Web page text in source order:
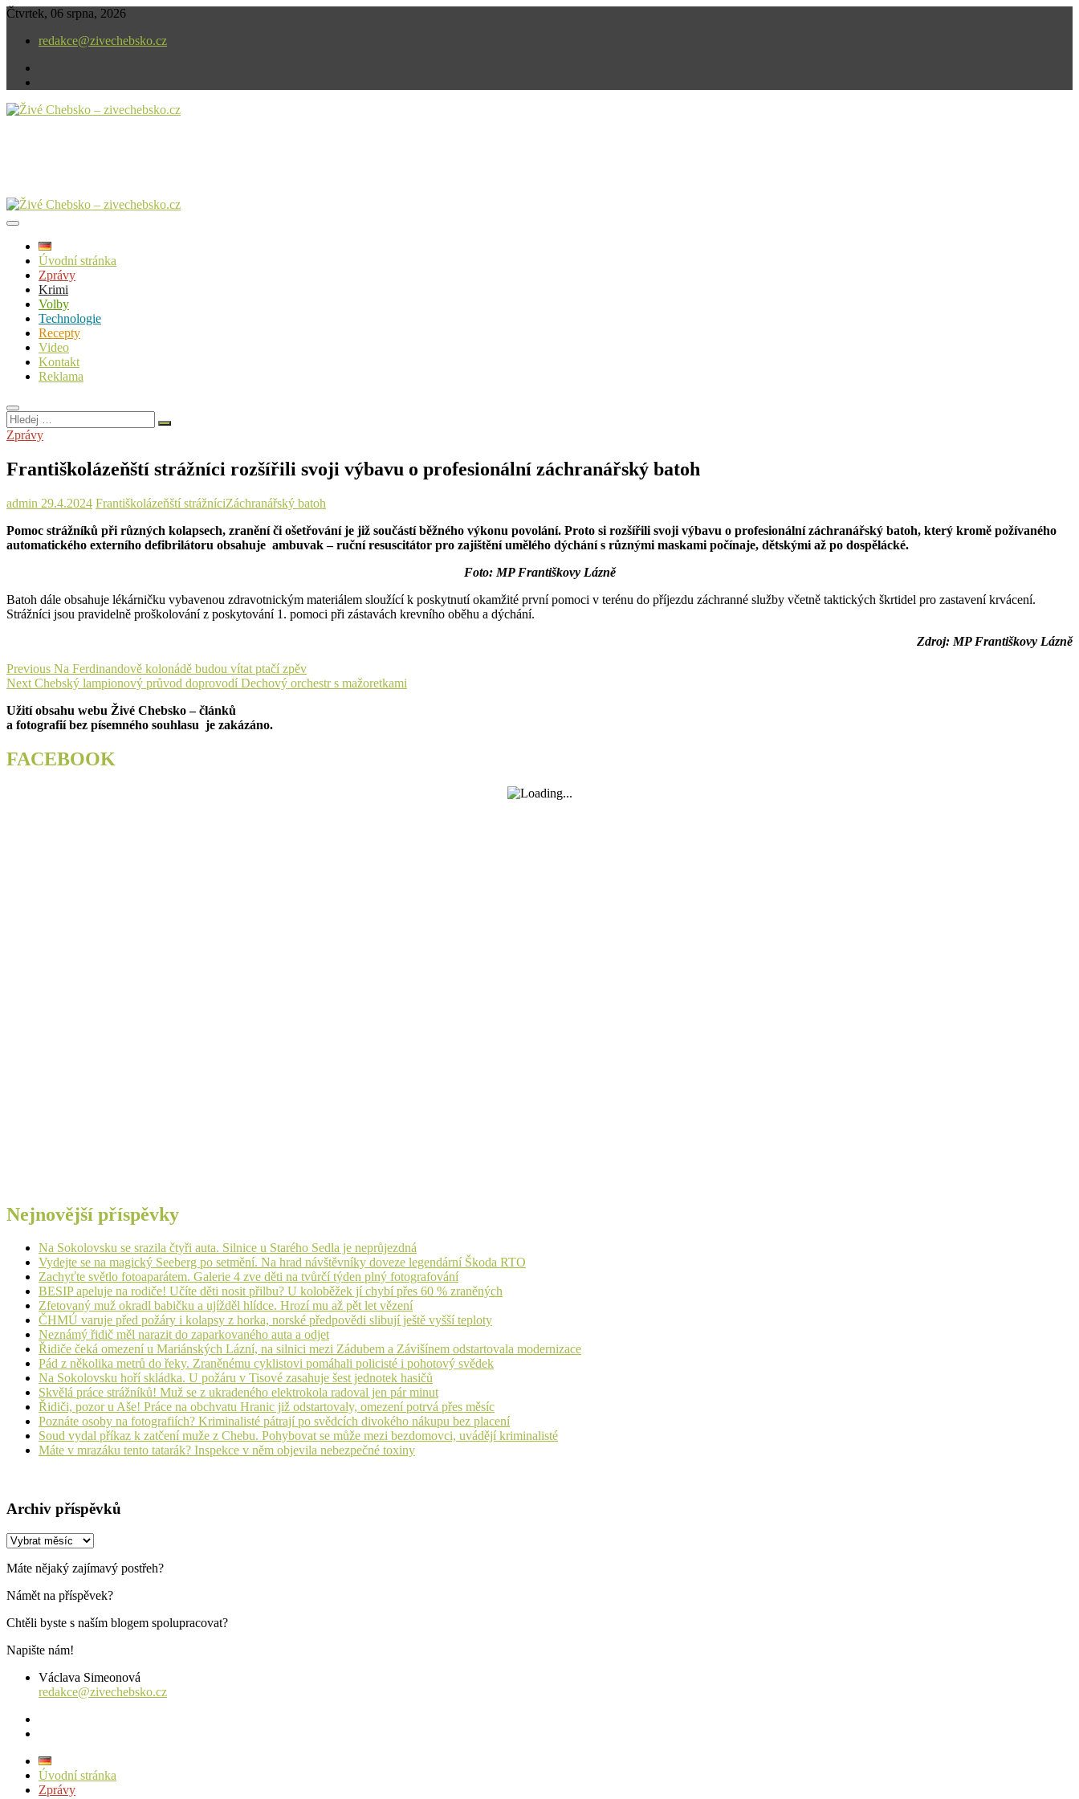
Skip
content
Čtvrtek, 06 srpna, 2026
redakce@zivechebsko.cz
Úvodní stránka
Zprávy
Krimi
Volby
Technologie
Recepty
Video
Kontakt
Reklama
Hledej
…
Zprávy
Františkolázeňští strážníci rozšířili svoji výbavu o profesionální záchranářský batoh
admin 29.4.2024 Františkolázeňští strážníciZáchranářský batoh
Pomoc strážníků při různých kolapsech, zranění či ošetřování je již součástí běžného výkonu povolání. Proto si rozšířili svoji výbavu o profesionální záchranářský batoh, který kromě požívaného
automatického externího defibrilátoru obsahuje ambuvak – ruční resuscitátor pro zajištění umělého dýchání s různými maskami počínaje, dětskými až po dospělácké.
Foto: MP Františkovy Lázně
Batoh dále obsahuje lékárničku vybavenou zdravotnickým materiálem sloužící k poskytnutí okamžité první pomoci v terénu do příjezdu záchranné služby včetně taktických škrtidel pro zastavení krvácení.
Strážníci jsou pravidelně proškolování z poskytování 1. pomoci při zástavách krevního oběhu a dýchání.
Zdroj: MP Františkovy Lázně
Navigace
pro
příspěvek
Previous Previous
post:
Na Ferdinandově kolonádě budou vítat ptačí zpěv
Next Next
Chebský lampionový průvod doprovodí Dechový orchestr s mažoretkami
Užití obsahu webu Živé Chebsko – článků
a fotografií bez písemného souhlasu je zakázáno.
FACEBOOK
Nejnovější příspěvky
Na Sokolovsku se srazila čtyři auta. Silnice u Starého Sedla je neprůjezdná
Vydejte se na magický Seeberg po setmění. Na hrad návštěvníky doveze legendární Škoda RTO
Zachyťte světlo fotoaparátem. Galerie 4 zve děti na tvůrčí týden plný fotografování
BESIP apeluje na rodiče! Učíte děti nosit přilbu? U koloběžek jí chybí přes 60 % zraněných
Zfetovaný muž okradl babičku a ujížděl hlídce. Hrozí mu až pět let vězení
ČHMÚ varuje před požáry i kolapsy z horka, norské předpovědi slibují ještě vyšší teploty
Neznámý řidič měl narazit do zaparkovaného auta a odjet
Řidiče čeká omezení u Mariánských Lázní, na silnici mezi Zádubem a Závišínem odstartovala modernizace
Pád z několika metrů do řeky. Zraněnému cyklistovi pomáhali policisté i pohotový svědek
Na Sokolovsku hoří skládka. U požáru v Tisové zasahuje šest jednotek hasičů
Skvělá práce strážníků! Muž se z ukradeného elektrokola radoval jen pár minut
Řidiči, pozor u Aše! Práce na obchvatu Hranic již odstartovaly, omezení potrvá přes měsíc
Poznáte osoby na fotografiích? Kriminalisté pátrají po svědcích divokého nákupu bez placení
Soud vydal příkaz k zatčení muže z Chebu. Pohybovat se může mezi bezdomovci, uvádějí kriminalisté
Máte v mrazáku tento tatarák? Inspekce v něm objevila nebezpečné toxiny
Archiv příspěvků
Archiv
Máte nějaký zajímavý postřeh?
Námět na příspěvek?
Chtěli byste s naším blogem spolupracovat?
Napište nám!
Václava Simeonová
redakce@zivechebsko.cz
Úvodní stránka
Zprávy